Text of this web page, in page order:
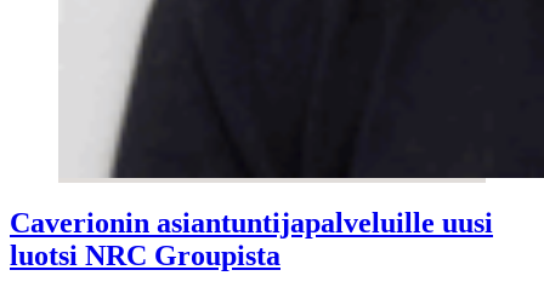
Caverionin asiantuntijapalveluille uusi
luotsi NRC Groupista